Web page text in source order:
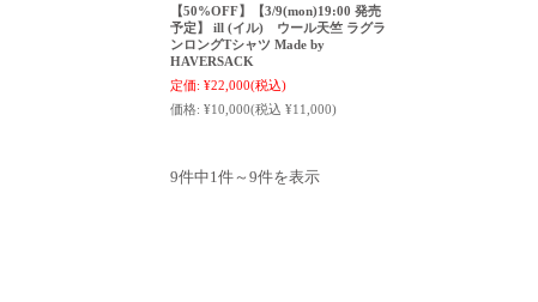
【50%OFF】【3/9(mon)19:00 発売
予定】 ill (イル) ウール天竺 ラグラ
ンロングTシャツ Made by
HAVERSACK
定価: ¥22,000(税込)
価格: ¥10,000(税込 ¥11,000)
9件中1件～9件を表示